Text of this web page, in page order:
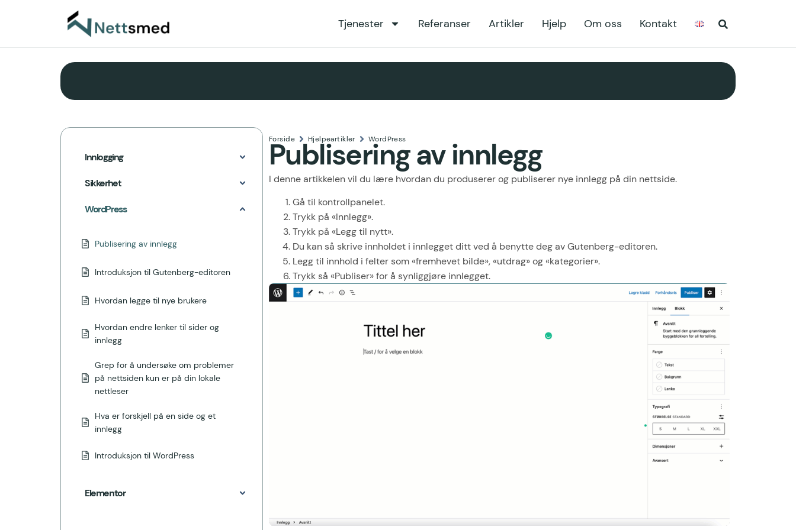
Tjenester Referanser Artikler Hjelp Om oss Kontakt
Innlogging
Sikkerhet
WordPress
Publisering av innlegg
Introduksjon til Gutenberg-editoren
Hvordan legge til nye brukere
Hvordan endre lenker til sider og
innlegg
Grep for å undersøke om problemer
på nettsiden kun er på din lokale
nettleser
Hva er forskjell på en side og et
innlegg
Introduksjon til WordPress
Elementor
Forside Hjelpeartikler WordPress
Publisering av innlegg
I denne artikkelen vil du lære hvordan du produserer og publiserer nye innlegg på din nettside.
Gå til kontrollpanelet.
Trykk på «Innlegg».
Trykk på «Legg til nytt».
Du kan så skrive innholdet i innlegget ditt ved å benytte deg av Gutenberg-editoren.
Legg til innhold i felter som «fremhevet bilde», «utdrag» og «kategorier».
Trykk så «Publiser» for å synliggjøre innlegget.